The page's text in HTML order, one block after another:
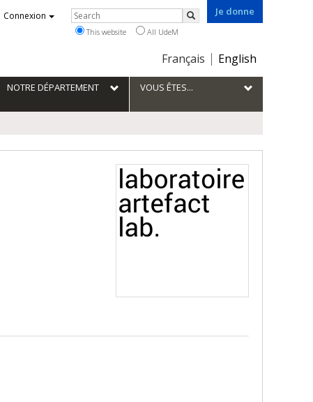
Je donne
Choix
la
langue
Français English
Connexion Rechercher
Search
This website All UdeM
NOTRE DÉPARTEMENT VOUS ÊTES...